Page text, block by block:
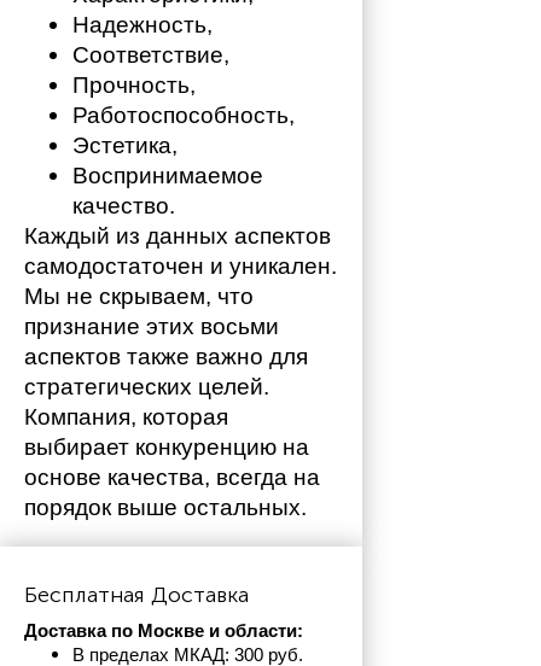
Надежность,
Соответствие,
Прочность,
Работоспособность,
Эстетика,
Воспринимаемое
качество.
Каждый из данных аспектов
самодостаточен и уникален.
Мы не скрываем, что
признание этих восьми
аспектов также важно для
стратегических целей.
Компания, которая
выбирает конкуренцию на
основе качества, всегда на
порядок выше остальных.
Бесплатная Доставка
Доставка по Москве и области:
В пределах МКАД: 300 руб.